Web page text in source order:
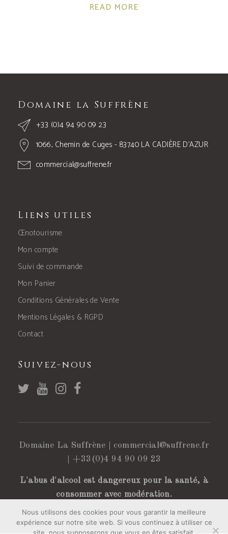
READ MORE
Domaine la Suffrène
+33 (0)4 94 90 09 23
1066, Chemin de Cuges - 83740 LA CADIÈRE D’AZUR
commercial@suffrene.fr
Liens utiles
Œnotourisme
Mon compte
Suivi de commande
Mon Panier
Conditions Générales de Vente
Mentions Légales & RGPD
Contact
Suivez-nous
Domaine La Suffrène | commercial@suffrene.fr
+33(0)4 94 90 09 23
L'abus d'alcool est dangereux pour la santé, à
consommer avec modération.
Nous utilisons des cookies pour vous garantir la meilleure
expérience sur notre site web. Si vous continuez à utiliser ce